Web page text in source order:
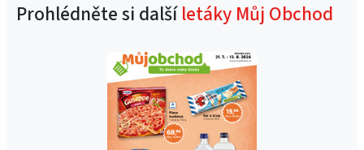
Prohlédněte si dalšíletáky Můj Obchod